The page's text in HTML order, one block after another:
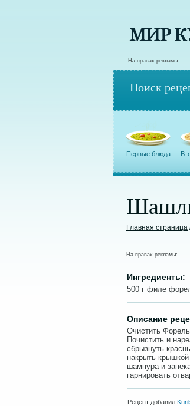
На правах рекламы:
Поиск
Первые блюда
Главная страница
На правах рекламы:
Ингредиенты:
500 г филе
Описание
Очистить
Почистить и
сбрызнуть
накрыть
шампура и
гарнировать
Рецепт добавил